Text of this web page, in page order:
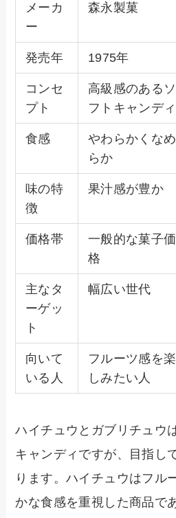
メーカ
ー
森永製菓
発売年 1975年
コンセ
プト
高級感のあるソ
フトキャンディ
食感
やわらかくなめ
らか
味の特
徴
果汁感が豊か
価格帯
一般的な菓子価
格
主なタ
ーゲッ
ト
幅広い世代
向いて
いる人
フルーツ感を楽
しみたい人
ハイチュウとガブリチュウ
キャンディですが、目指し
ります。ハイチュウはフル
かな食感を重視した商品で